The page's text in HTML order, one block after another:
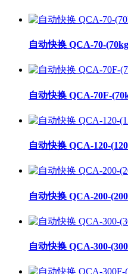
自动快换 QCA-70-
自动快换 QCA-70F-
自动快换 QCA-120-
自动快换 QCA-200-
自动快换 QCA-300-